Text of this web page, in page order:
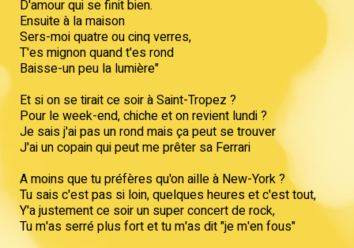
D'amour qui se finit bien.
Ensuite à la maison
Sers-moi quatre ou cinq verres,
T'es mignon quand t'es rond
Baisse-un peu la lumière"
Et si on se tirait ce soir à Saint-Tropez ?
Pour le week-end, chiche et on revient lundi ?
Je sais j'ai pas un rond mais ça peut se trouver
J'ai un copain qui peut me prêter sa Ferrari
A moins que tu préfères qu'on aille à New-York ?
Tu sais c'est pas si loin, quelques heures et c'est tout,
Y'a justement ce soir un super concert de rock,
Tu m'as serré plus fort et tu m'as dit "je m'en fous"